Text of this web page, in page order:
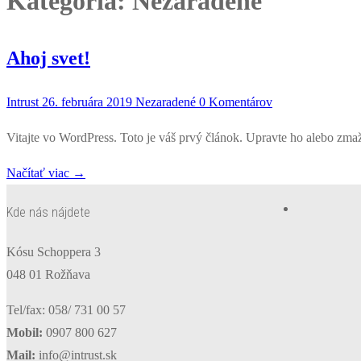
Ahoj svet!
Intrust 26. februára 2019 Nezaradené 0 Komentárov
Vitajte vo WordPress. Toto je váš prvý článok. Upravte ho alebo
Načítať viac →
Kde nás nájdete
Kósu Schoppera 3
048 01 Rožňava
Tel/fax: 058/ 731 00 57
Mobil: 0907 800 627
Mail: info@intrust.sk